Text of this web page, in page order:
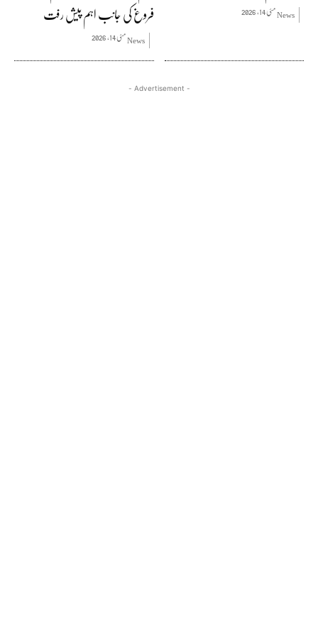
Newsمئی 14, 2026
فروغ کی جانب اہم پیش رفت
Newsمئی 14, 2026
- Advertisement -